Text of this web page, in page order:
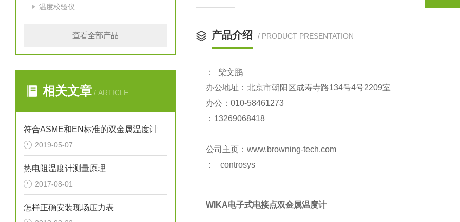
温度校验仪
查看全部产品
相关文章 / ARTICLE
符合ASME和EN标准的双金属温度计
2019-05-07
热电阻温度计测量原理
2017-08-01
怎样正确安装现场压力表
产品介绍 / PRODUCT PRESENTATION
： 柴文鹏
办公地址：北京市朝阳 区成寿寺路134号4号2209室
办公： 010-58461273
： 13269068418
公司主页： www.browning-tech.com
： controsys
WIKA电子式电接点双金属温度计